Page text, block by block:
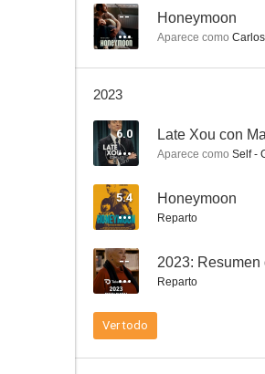
Bajocero
Vergüenza
-- Honeymoon
Aparece como Carlos
2023
6.0 Late Xou con
Aparece como Self -
5.4 Honeymoon
Reparto
-- 2023: Resumen
Reparto
Ver todo